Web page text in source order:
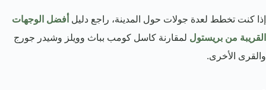
إذا كنت تخطط لعدة جولات حول المدينة، راجع دليل أفضل الوجهات
القريبة من بريستول لمقارنة كاسل كومب بباث وويلز وشيدر جورج
والقرى الأخرى.